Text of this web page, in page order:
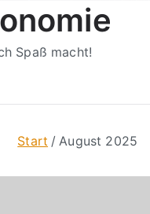
Spaß macht!
Start August 2025